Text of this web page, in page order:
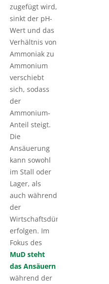
zugefügt wird,
sinkt der pH-
Wert und das
Verhältnis von
Ammoniak zu
Ammonium
verschiebt
sich, sodass
der
Ammonium-
Anteil steigt.
Die
Ansäuerung
kann sowohl
im Stall oder
Lager, als
auch während
der
Wirtschaftsdüngerausbringung
erfolgen. Im
Fokus des
MuD steht
das Ansäuern
während der